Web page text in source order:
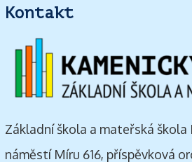
Kontakt
Základní škola a mateřská škola
náměstí Míru 616, příspěvková